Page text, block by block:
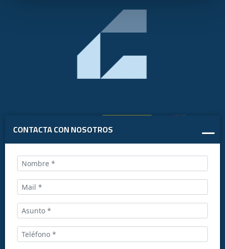
CONTACTA CON NOSOTROS
Llámanos al:
+34 916169710